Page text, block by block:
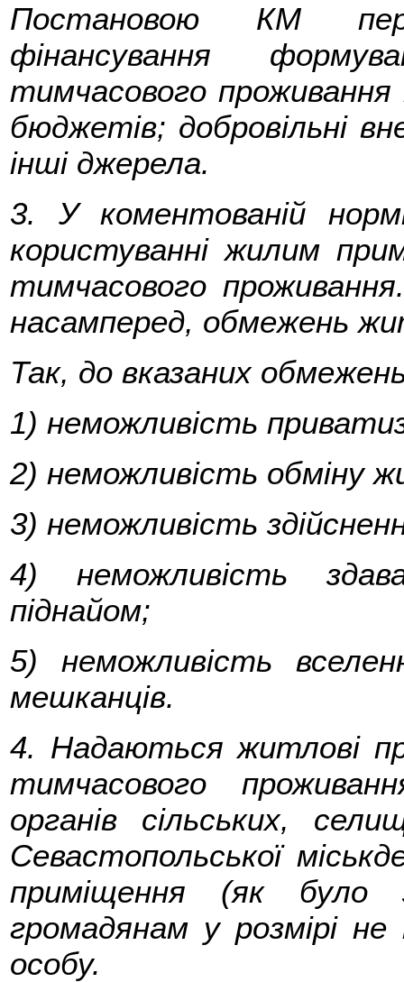
Постановою КМ
фінансування
тимчасового
бюджетів; добровільні
інші джерела.
3. У коментованій
користуванні жилим
тимчасового
насамперед, обмежень
Так, до вказаних
1) неможливість
2) неможливість обміну
3) неможливість
4) неможливість
піднайом;
5) неможливість
мешканців.
4. Надаються житлові
тимчасового
органів сільських,
Севастопольської
приміщення (як було
громадянам у розмірі
особу.